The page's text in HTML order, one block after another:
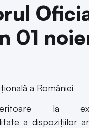
01
a României
la
a dispozițiilor